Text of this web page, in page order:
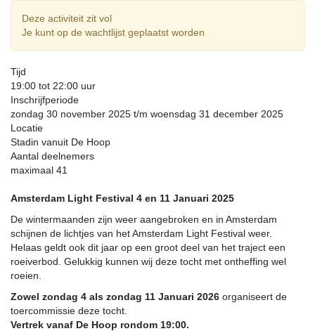
Deze activiteit zit vol
Je kunt op de wachtlijst geplaatst worden
Tijd
19:00 tot 22:00 uur
Inschrijfperiode
zondag 30 november 2025 t/m woensdag 31 december 2025
Locatie
Stadin vanuit De Hoop
Aantal deelnemers
maximaal 41
Amsterdam Light Festival 4 en 11 Januari 2025
De wintermaanden zijn weer aangebroken en in Amsterdam
schijnen de lichtjes van het Amsterdam Light Festival weer.
Helaas geldt ook dit jaar op een groot deel van het traject een
roeiverbod. Gelukkig kunnen wij deze tocht met ontheffing wel
roeien.
Zowel zondag 4 als zondag 11 Januari 2026 organiseert de
toercommissie deze tocht.
Vertrek vanaf De Hoop rondom 19:00.